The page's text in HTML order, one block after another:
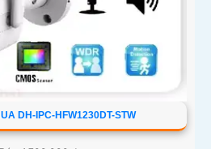
DH-IPC-HFW1230DT-STW